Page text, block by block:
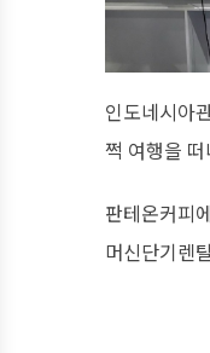
인도네시아
쩍 여행을
판테온커피
머신단기렌